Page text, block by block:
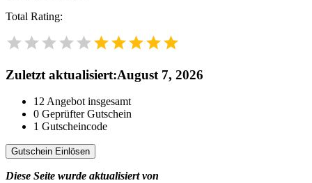
Total Rating:
Zuletzt aktualisiert:August 7, 2026
12Angebot insgesamt
0 Geprüfter Gutschein
1 Gutscheincode
Gutschein Einlösen
Diese Seite wurde aktualisiert von